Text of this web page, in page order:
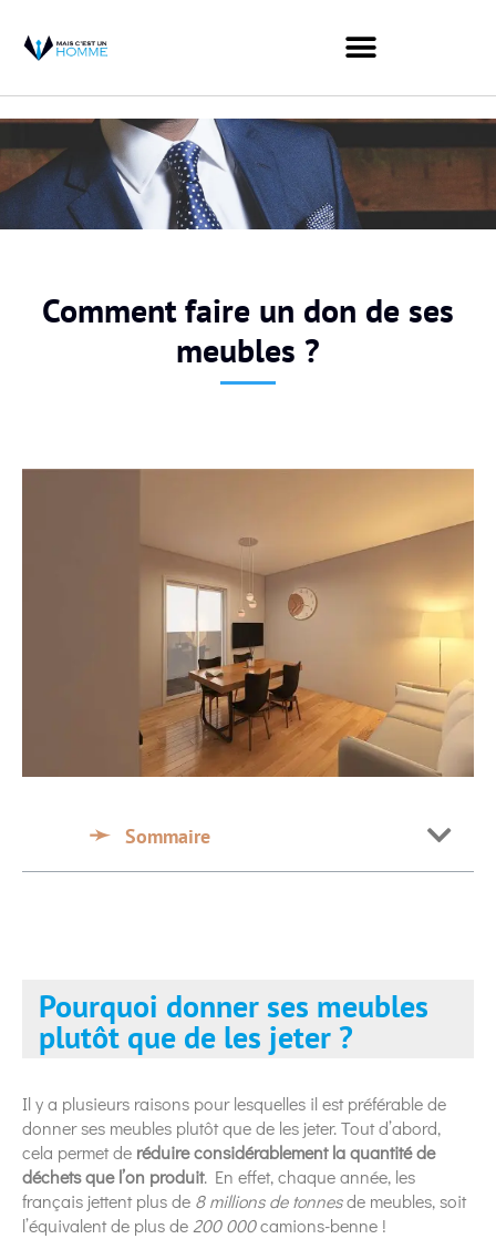
Comment faire un don de ses
meubles ?
Sommaire
Pourquoi donner ses meubles
plutôt que de les jeter ?
Il y a plusieurs raisons pour lesquelles il est préférable de
donner ses meubles plutôt que de les jeter. Tout d’abord,
cela permet de réduire considérablement la quantité de
déchets que l’on produit. En effet, chaque année, les
français jettent plus de 8 millions de tonnesde meubles, soit
l’équivalent de plus de200 000camions-benne !